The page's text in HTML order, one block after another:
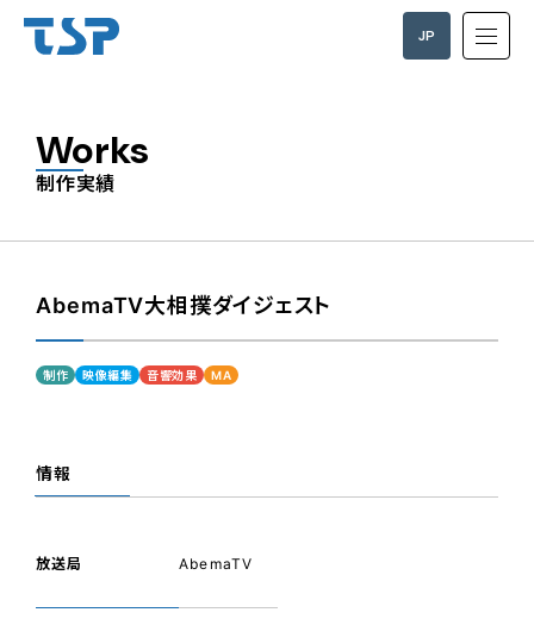
JP
Works
制作実績
AbemaTV大相撲ダイジェスト
制作 映像編集 音響効果 MA
情報
放送局 AbemaTV